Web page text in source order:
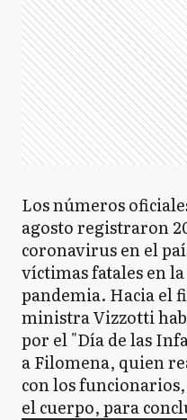
Los números
agosto registraron
coronavirus en el
víctimas fatales en
pandemia. Hacia el
ministra Vizzotti
por el "Día de las
a Filomena, quien
con los
el cuerpo, para